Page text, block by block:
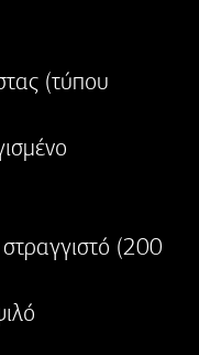
(τύπου
(200